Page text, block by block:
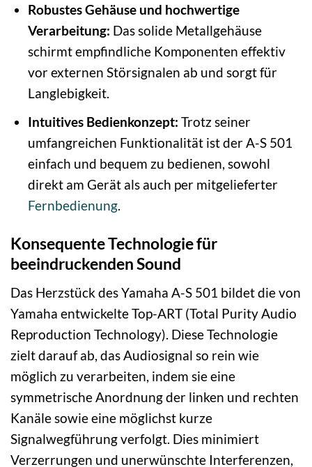
Robustes Gehäuse und hochwertige
Verarbeitung: Das solide Metallgehäuse
schirmt empfindliche Komponenten effektiv
vor externen Störsignalen ab und sorgt für
Langlebigkeit.
Intuitives Bedienkonzept: Trotz seiner
umfangreichen Funktionalität ist der A-S 501
einfach und bequem zu bedienen, sowohl
direkt am Gerät als auch per mitgelieferter
Fernbedienung.
Konsequente Technologie für
beeindruckenden Sound
Das Herzstück des Yamaha A-S 501 bildet die von
Yamaha entwickelte Top-ART (Total Purity Audio
Reproduction Technology). Diese Technologie
zielt darauf ab, das Audiosignal so rein wie
möglich zu verarbeiten, indem sie eine
symmetrische Anordnung der linken und rechten
Kanäle sowie eine möglichst kurze
Signalwegführung verfolgt. Dies minimiert
Verzerrungen und unerwünschte Interferenzen,